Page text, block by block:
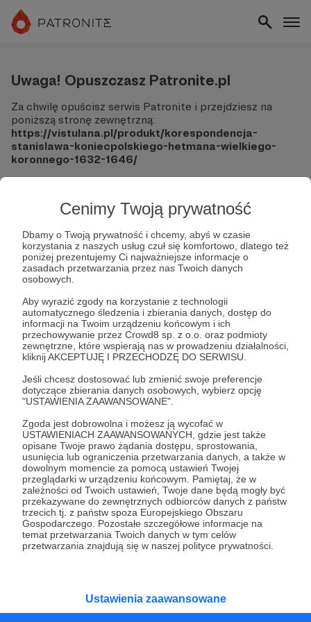
Cenimy Twoją prywatność
Dbamy o Twoją prywatność i chcemy, abyś w czasie
korzystania z naszych usług czuł się komfortowo, dlatego też
poniżej prezentujemy Ci najważniejsze informacje o
zasadach przetwarzania przez nas Twoich danych
osobowych.
Aby wyrazić zgody na korzystanie z technologii
automatycznego śledzenia i zbierania danych, dostęp do
informacji na Twoim urządzeniu końcowym i ich
przechowywanie przez Crowd8 sp. z o.o. oraz podmioty
zewnętrzne, które wspierają nas w prowadzeniu działalności,
kliknij AKCEPTUJĘ I PRZECHODZĘ DO SERWISU.
Jeśli chcesz dostosować lub zmienić swoje preferencje
dotyczące zbierania danych osobowych, wybierz opcję
"USTAWIENIA ZAAWANSOWANE".
Zgoda jest dobrowolna i możesz ją wycofać w
USTAWIENIACH ZAAWANSOWANYCH, gdzie jest także
opisane Twoje prawo żądania dostępu, sprostowania,
usunięcia lub ograniczenia przetwarzania danych, a także w
dowolnym momencie za pomocą ustawień Twojej
przeglądarki w urządzeniu końcowym. Pamiętaj, że w
zależności od Twoich ustawień, Twoje dane będą mogły być
przekazywane do zewnętrznych odbiorców danych z państw
trzecich tj. z państw spoza Europejskiego Obszaru
Gospodarczego. Pozostałe szczegółowe informacje na
temat przetwarzania Twoich danych w tym celów
przetwarzania znajdują się w naszej polityce prywatności.
Ustawienia zaawansowane
Uwaga! Opuszczasz Patronite.pl
Za chwilę opuścisz serwis Patronite i przejdziesz na
poniższą stronę zewnętrzną:
https://vistulana.pl/produkt/korespondencja-
stanislawa-koniecpolskiego-hetmana-wielkiego-
koronnego-1632-1646/
Nie podawaj swoich danych logowania ani informacji
finansowych na podjerzanych stronach.
Sprawdź dokładnie adres URL, zanim klikniesz przycisk
"Tak, przejdź do strony".
Jeśli masz wątpliwości, wróć do Patronite i zweryfikuj
link.
Czy na pewno chcesz kontynuować?
Tak, przejdź do strony
Pozostań na Patronite
Kategorie
O Patronite
Dodatkowe produkty
Pomoc